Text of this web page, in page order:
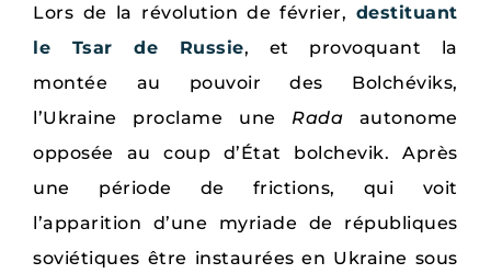
Lors de la révolution de février, destituant
le Tsar de Russie, et provoquant la
montée au pouvoir des Bolchéviks,
l’Ukraine proclame une Rada autonome
opposée au coup d’État bolchevik. Après
une période de frictions, qui voit
l’apparition d’une myriade de républiques
soviétiques être instaurées en Ukraine sous